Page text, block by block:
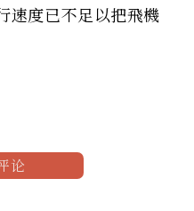
速度已不足以把飛機
论